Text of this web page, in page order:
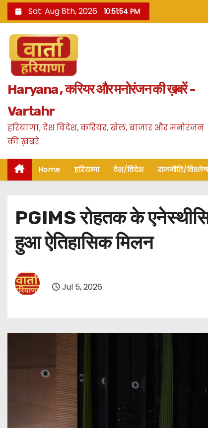
k
n
Sat. Aug 8th, 2026 10:51:55 PM
Haryana , करियर और मनोरंजन की ख़बरें -
Vartahr
हरियाणा, देश विदेश, करियर, खेल, बाजार और मनोरंजन
की ख़बरें
Home हरियाणा देश/विदेश राजनीति/
PGIMS रोहतक के
हुआ ऐतिहासिक मिलन
Jul 5, 2026